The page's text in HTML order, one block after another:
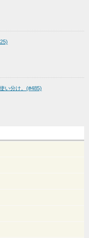
い分け。(#485)